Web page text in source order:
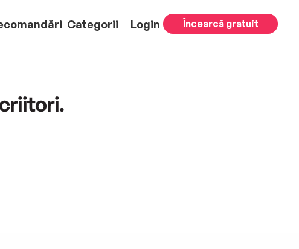
Categorii Login Încearcă gratuit